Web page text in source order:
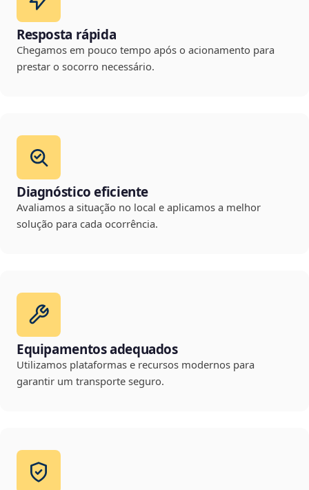
Resposta rápida
Chegamos em pouco tempo após o acionamento para
prestar o socorro necessário.
Diagnóstico eficiente
Avaliamos a situação no local e aplicamos a melhor
solução para cada ocorrência.
Equipamentos adequados
Utilizamos plataformas e recursos modernos para
garantir um transporte seguro.